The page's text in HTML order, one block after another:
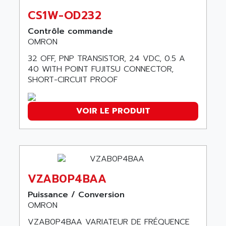
SMC500
SMC200 / 500
PLC-5
NC
SYSMAC
SERVO MOTOR
PERMANENT MAGNET MOTOR
MASAP
BSM SERIE
SIMODRIVE 210
SIMODRIVE 610
SIMODRIVE 650
SIMOREG
SINUMERIK 800
ACIM JOUANIN
ACINDUCTO
ACKSYS
ACMA
ACOBAL
ACOPIAN
ACROMAG
ACS
ACS MOTION CONTROL
ACT KERN
ACTIA
CS1W-OD232
Contrôle commande
OMRON
32 OFF, PNP TRANSISTOR, 24 VDC, 0.5 A
40 WITH POINT FUJITSU CONNECTOR,
SHORT-CIRCUIT PROOF
VOIR LE PRODUIT
VZAB0P4BAA
Puissance / Conversion
OMRON
VZAB0P4BAA VARIATEUR DE FRÉQUENCE